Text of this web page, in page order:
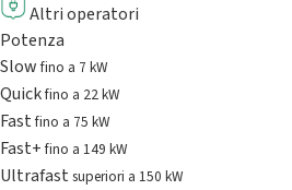
Altri operatori
Potenza
Slowfino a 7 kW
Quickfino a 22 kW
Fastfino a 75 kW
Fast+fino a 149 kW
Ultrafast superiori a 150 kW